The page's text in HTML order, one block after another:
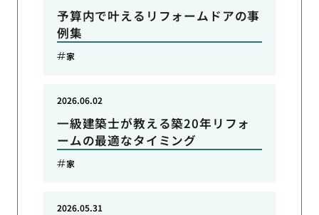
予算内で叶えるリフォームドアの事
例集
家
一級建築士が教える築20年リフォ
ームの最適なタイミング
2026.06.02
家
2026.05.31